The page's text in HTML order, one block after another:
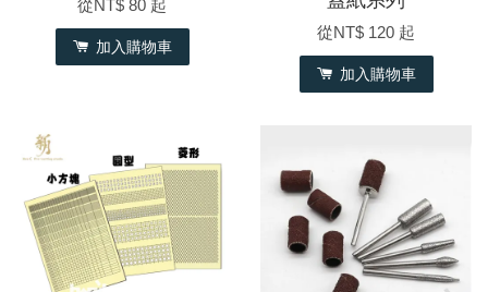
從NT$ 80 起
加入購物車
從NT$ 120 起
加入購物車